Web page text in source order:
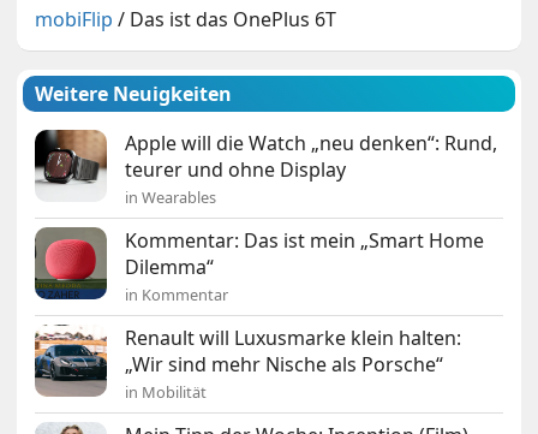
mobiFlip / Das ist das OnePlus 6T
Weitere Neuigkeiten
Apple will die Watch „neu denken“: Rund,
teurer und ohne Display
in Wearables
Kommentar: Das ist mein „Smart Home
Dilemma“
in Kommentar
Renault will Luxusmarke klein halten:
„Wir sind mehr Nische als Porsche“
in Mobilität